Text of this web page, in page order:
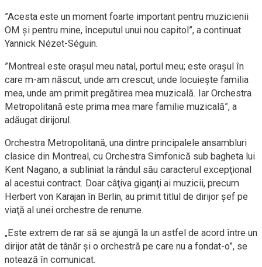
”Acesta este un moment foarte important pentru muzicienii
OM şi pentru mine, începutul unui nou capitol”, a continuat
Yannick Nézet-Séguin.
”Montreal este oraşul meu natal, portul meu; este oraşul în
care m-am născut, unde am crescut, unde locuieşte familia
mea, unde am primit pregătirea mea muzicală. Iar Orchestra
Metropolitană este prima mea mare familie muzicală”, a
adăugat dirijorul.
Orchestra Metropolitană, una dintre principalele ansambluri
clasice din Montreal, cu Orchestra Simfonică sub bagheta lui
Kent Nagano, a subliniat la rândul său caracterul excepţional
al acestui contract. Doar câţiva giganţi ai muzicii, precum
Herbert von Karajan în Berlin, au primit titlul de dirijor şef pe
viaţă al unei orchestre de renume.
„Este extrem de rar să se ajungă la un astfel de acord între un
dirijor atât de tânăr şi o orchestră pe care nu a fondat-o”, se
notează în comunicat.